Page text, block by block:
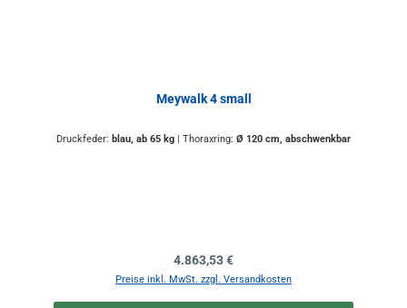
Meywalk 4 small
Druckfeder: blau, ab 65 kg Thoraxring: Ø 120 cm, abschwenkbar
Regulärer Preis:
4.863,53 €
Preise inkl. MwSt. zzgl. Versandkosten